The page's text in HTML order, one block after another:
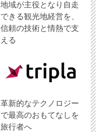
地域が主役となり自走
できる観光地経営を、
信頼の技術と情熱で支
える
革新的なテクノロジー
で最高のおもてなしを
旅行者へ